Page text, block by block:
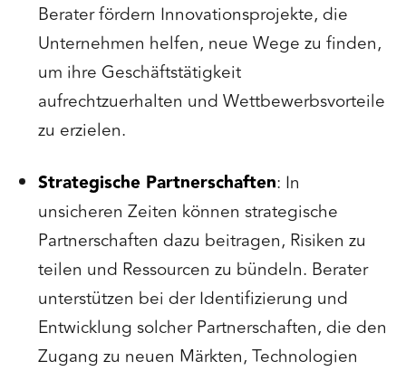
Berater fördern Innovationsprojekte, die
Unternehmen helfen, neue Wege zu finden,
um ihre Geschäftstätigkeit
aufrechtzuerhalten und Wettbewerbsvorteile
zu erzielen.
Strategische Partnerschaften: In
unsicheren Zeiten können strategische
Partnerschaften dazu beitragen, Risiken zu
teilen und Ressourcen zu bündeln. Berater
unterstützen bei der Identifizierung und
Entwicklung solcher Partnerschaften, die den
Zugang zu neuen Märkten, Technologien